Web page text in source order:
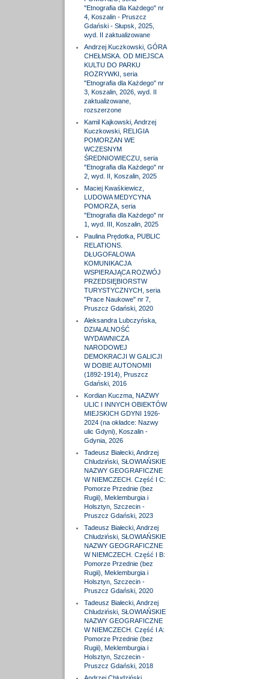
"Etnografia dla Każdego" nr
4, Koszalin - Pruszcz
Gdański - Słupsk, 2025,
wyd. II zaktualizowane
Andrzej Kuczkowski, GÓRA
CHEŁMSKA. OD MIEJSCA
KULTU DO PARKU
ROZRYWKI, seria
"Etnografia dla Każdego" nr
3, Koszalin, 2026, wyd. II
zaktualizowane,
rozszerzone
Kamil Kajkowski, Andrzej
Kuczkowski, RELIGIA
POMORZAN WE
WCZESNYM
ŚREDNIOWIECZU, seria
"Etnografia dla Każdego" nr
2, wyd. II, Koszalin, 2025
Maciej Kwaśkiewicz,
LUDOWA MEDYCYNA
POMORZA, seria
"Etnografia dla Każdego" nr
1, wyd. III, Koszalin, 2025
Paulina Prędotka, PUBLIC
RELATIONS.
DŁUGOFALOWA
KOMUNIKACJA
WSPIERAJĄCA ROZWÓJ
PRZEDSIĘBIORSTW
TURYSTYCZNYCH, seria
"Prace Naukowe" nr 7,
Pruszcz Gdański, 2020
Aleksandra Lubczyńska,
DZIAŁALNOŚĆ
WYDAWNICZA
NARODOWEJ
DEMOKRACJI W GALICJI
W DOBIE AUTONOMII
(1892-1914), Pruszcz
Gdański, 2016
Kordian Kuczma, NAZWY
ULIC I INNYCH OBIEKTÓW
MIEJSKICH GDYNI 1926-
2024 (na okładce: Nazwy
ulic Gdyni), Koszalin -
Gdynia, 2026
Tadeusz Białecki, Andrzej
Chludziński, SŁOWIAŃSKIE
NAZWY GEOGRAFICZNE
W NIEMCZECH. Część I C:
Pomorze Przednie (bez
Rugii), Meklemburgia i
Holsztyn, Szczecin -
Pruszcz Gdański, 2023
Tadeusz Białecki, Andrzej
Chludziński, SŁOWIAŃSKIE
NAZWY GEOGRAFICZNE
W NIEMCZECH. Część I B:
Pomorze Przednie (bez
Rugii), Meklemburgia i
Holsztyn, Szczecin -
Pruszcz Gdański, 2020
Tadeusz Białecki, Andrzej
Chludziński, SŁOWIAŃSKIE
NAZWY GEOGRAFICZNE
W NIEMCZECH. Część I A:
Pomorze Przednie (bez
Rugii), Meklemburgia i
Holsztyn, Szczecin -
Pruszcz Gdański, 2018